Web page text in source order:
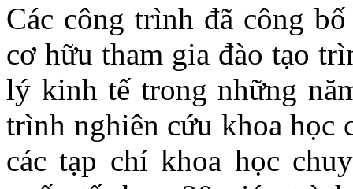
Các công trình đã công
cơ hữu tham gia đào tạo
lý kinh tế trong những
trình nghiên cứu khoa học
các tạp chí khoa học